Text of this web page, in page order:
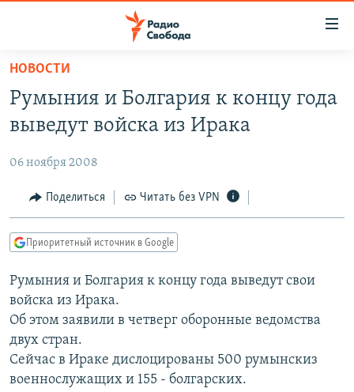
упрощенного
доступа
основному
Вернутся
главной
навигации
Вернутся
поиску
ПОДКАСТЫ
АВТОРСКИЕ ПРОЕКТЫ
ЦИТАТЫ СВОБОДЫ
МНЕНИЯ
IDEL.РЕАЛИИ
КАВКАЗ.РЕАЛИИ
СЕВЕР.РЕАЛИИ
СИБИРЬ.РЕАЛИИ
РАСПИСАНИЕ ВЕЩАНИЯ
НОВОСТИ
Румыния и Болгария к концу года
выведут войска из Ирака
06 ноября 2008
Поделиться Читать без VPN
Приоритетный источник в Google
Румыния и Болгария к концу года выведут свои
войска из Ирака.
Об этом заявили в четверг оборонные ведомства
двух стран.
Сейчас в Ираке дислоцированы 500 румынскиз
военнослужащих и 155 - болгарских.